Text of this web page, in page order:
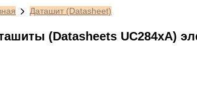
Даташит (Datasheet)
(Datasheets UC284xA)